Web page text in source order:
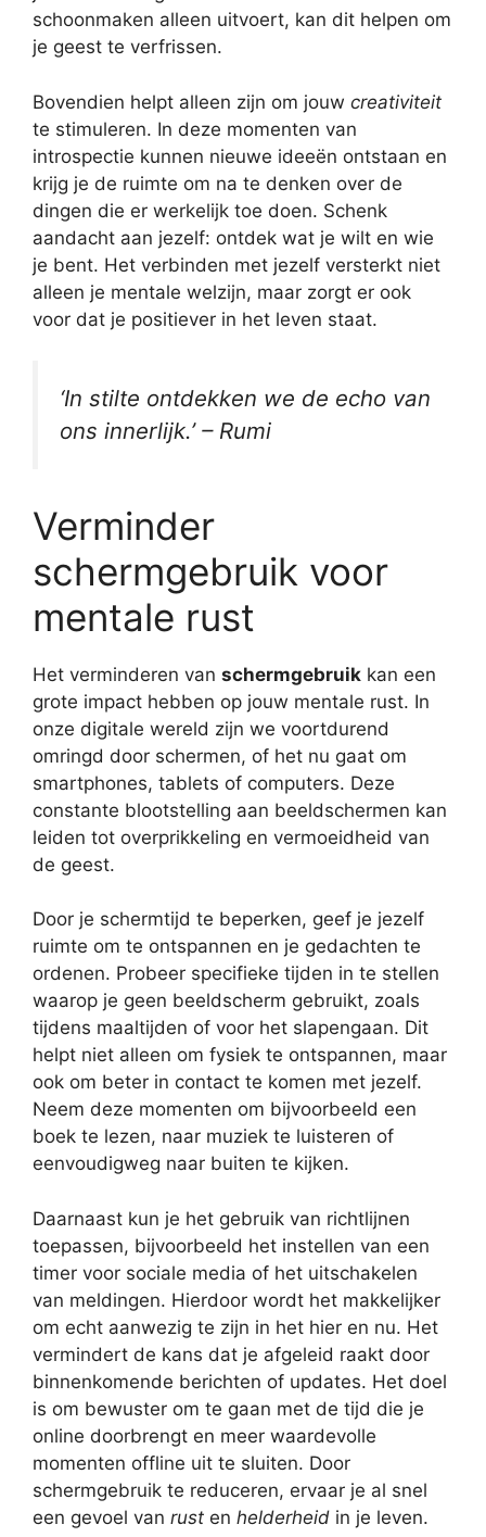
schoonmaken alleen uitvoert, kan dit helpen om
je geest te verfrissen.
Bovendien helpt alleen zijn om jouw creativiteit
te stimuleren. In deze momenten van
introspectie kunnen nieuwe ideeën ontstaan en
krijg je de ruimte om na te denken over de
dingen die er werkelijk toe doen. Schenk
aandacht aan jezelf: ontdek wat je wilt en wie
je bent. Het verbinden met jezelf versterkt niet
alleen je mentale welzijn, maar zorgt er ook
voor dat je positiever in het leven staat.
‘In stilte ontdekken we de echo van
ons innerlijk.’ – Rumi
Verminder
schermgebruik voor
mentale rust
Het verminderen van schermgebruik kan een
grote impact hebben op jouw mentale rust. In
onze digitale wereld zijn we voortdurend
omringd door schermen, of het nu gaat om
smartphones, tablets of computers. Deze
constante blootstelling aan beeldschermen kan
leiden tot overprikkeling en vermoeidheid van
de geest.
Door je schermtijd te beperken, geef je jezelf
ruimte om te ontspannen en je gedachten te
ordenen. Probeer specifieke tijden in te stellen
waarop je geen beeldscherm gebruikt, zoals
tijdens maaltijden of voor het slapengaan. Dit
helpt niet alleen om fysiek te ontspannen, maar
ook om beter in contact te komen met jezelf.
Neem deze momenten om bijvoorbeeld een
boek te lezen, naar muziek te luisteren of
eenvoudigweg naar buiten te kijken.
Daarnaast kun je het gebruik van richtlijnen
toepassen, bijvoorbeeld het instellen van een
timer voor sociale media of het uitschakelen
van meldingen. Hierdoor wordt het makkelijker
om echt aanwezig te zijn in het hier en nu. Het
vermindert de kans dat je afgeleid raakt door
binnenkomende berichten of updates. Het doel
is om bewuster om te gaan met de tijd die je
online doorbrengt en meer waardevolle
momenten offline uit te sluiten. Door
schermgebruik te reduceren, ervaar je al snel
een gevoel van rust en helderheid in je leven.